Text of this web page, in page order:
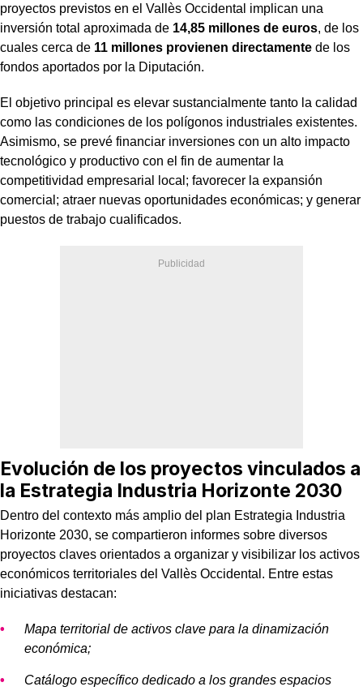
proyectos previstos en el Vallès Occidental implican una
inversión total aproximada de 14,85 millones de euros, de los
cuales cerca de 11 millones provienen directamente de los
fondos aportados por la Diputación.
El objetivo principal es elevar sustancialmente tanto la calidad
como las condiciones de los polígonos industriales existentes.
Asimismo, se prevé financiar inversiones con un alto impacto
tecnológico y productivo con el fin de aumentar la
competitividad empresarial local; favorecer la expansión
comercial; atraer nuevas oportunidades económicas; y generar
puestos de trabajo cualificados.
Evolución de los proyectos vinculados a
la Estrategia Industria Horizonte 2030
Dentro del contexto más amplio del plan Estrategia Industria
Horizonte 2030, se compartieron informes sobre diversos
proyectos claves orientados a organizar y visibilizar los activos
económicos territoriales del Vallès Occidental. Entre estas
iniciativas destacan:
Mapa territorial de activos clave para la dinamización
económica;
Catálogo específico dedicado a los grandes espacios